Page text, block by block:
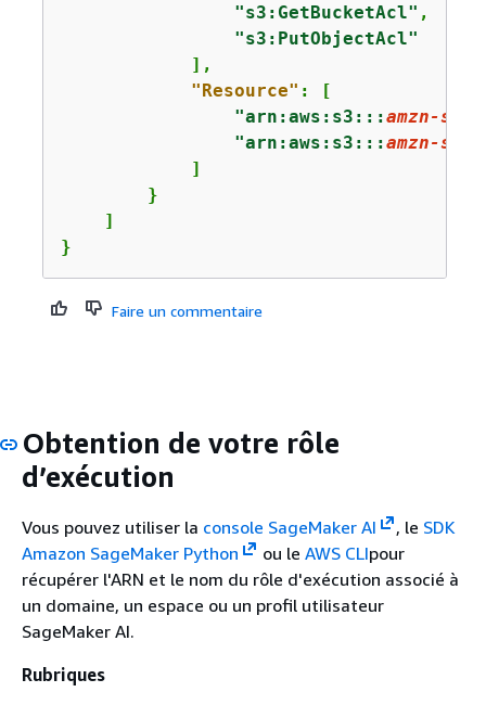
"s3:GetBucketAcl" ,
"s3:PutObjectAcl"
            ],
"Resource" : [
"arn:aws:s3:::amzn-s3-
"arn:aws:s3:::amzn-s3-
            ]
        }
    ]
}
Faire un commentaire
Obtention de votre rôle
d’exécution
Vous pouvez utiliser la console SageMaker AI , le SDK
Amazon SageMaker Python
ou le AWS CLIpour
récupérer l'ARN et le nom du rôle d'exécution associé à
un domaine, un espace ou un profil utilisateur
SageMaker AI.
Rubriques